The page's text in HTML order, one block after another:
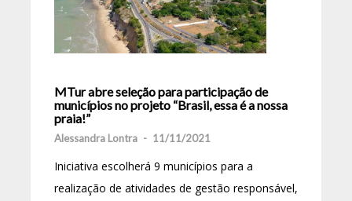
MTur abre seleção para participação de
municípios no projeto “Brasil, essa é a nossa
praia!”
Alessandra Lontra - 11/11/2021
Iniciativa escolherá 9 municípios para a
realização de atividades de gestão responsável,